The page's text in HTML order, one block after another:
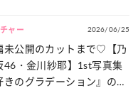
ャー 2026/06/25
未公開のカットまで♡【乃
46・金川紗耶】1st写真集
きのグラデーション』の魅